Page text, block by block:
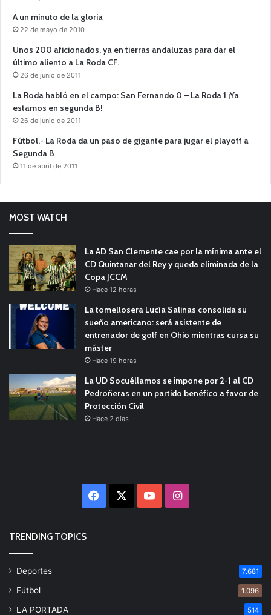
A un minuto de la gloria
22 de mayo de 2010
Unos 200 aficionados, ya en tierras andaluzas para dar el
último aliento a La Roda CF.
26 de junio de 2011
La Roda habló en el campo: San Fernando 0 – La Roda 1 ¡Ya
estamos en segunda B!
26 de junio de 2011
Fútbol.- La Roda da un paso de gigante para jugar el playoff a
Segunda B
11 de abril de 2011
MOST WATCH
La AD San Clemente cae por la mínima ante el
CD Quintanar del Rey y queda eliminada de la
Copa JCCM
Hace 12 horas
La tomellosera Lucía Salinas consolida su
sueño americano: será asistente de
entrenador de golf en Ohio mientras cursa su
máster
Hace 19 horas
La UD Socuéllamos se impone por 2-1 al CD
Pedroñeras en un partido benéfico a favor de
Protección Civil
Hace 2 días
Facebook YouTubeInstagram
TRENDING TOPICS
Deportes 7.681
Fútbol 1.096
LA PORTADA 514